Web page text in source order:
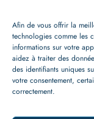
Afin de vous offrir la
technologies comme les
informations sur votre
aidez à traiter des
des identifiants uniques
votre consentement,
correctement.
Mentions légales
Contact
+33 (0) 7 80 91 94 95
hello@hilo-collection.com